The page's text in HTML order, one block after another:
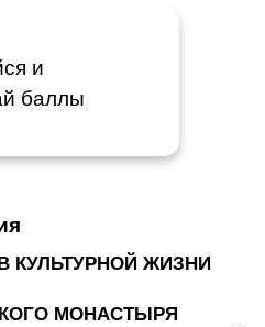
и
баллы
КУЛЬТУРНОЙ ЖИЗНИ
МОНАСТЫРЯ